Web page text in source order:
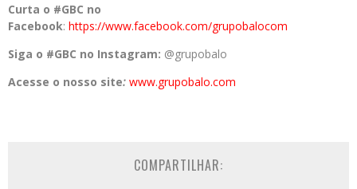
Curta o #GBC no
Facebook: https://www.facebook.com/grupobalocom
Siga o #GBC no Instagram: @grupobalo
Acesse o nosso site: www.grupobalo.com
COMPARTILHAR: